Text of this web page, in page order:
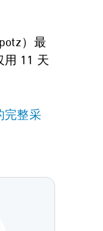
）最
用 11 天
完整采